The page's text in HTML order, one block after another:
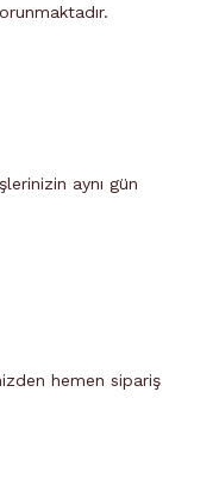
aynı gün
hemen sipariş